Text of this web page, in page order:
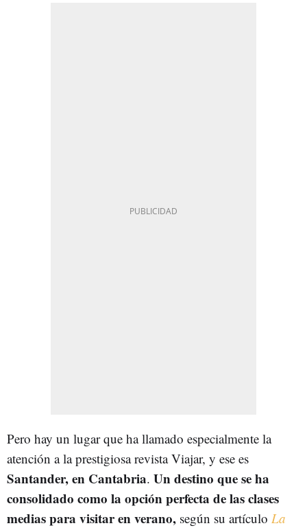
Pero hay un lugar que ha llamado especialmente la
atención a la prestigiosa revista Viajar, y ese es
Santander, en Cantabria. Un destino que se ha
consolidado como la opción perfecta de las clases
medias para visitar en verano, según su artículo La